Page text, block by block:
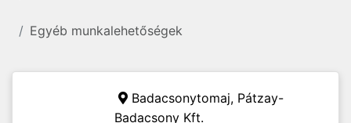
Egyéb munkalehetőségek
Badacsonytomaj, Pátzay-
Badacsony Kft.